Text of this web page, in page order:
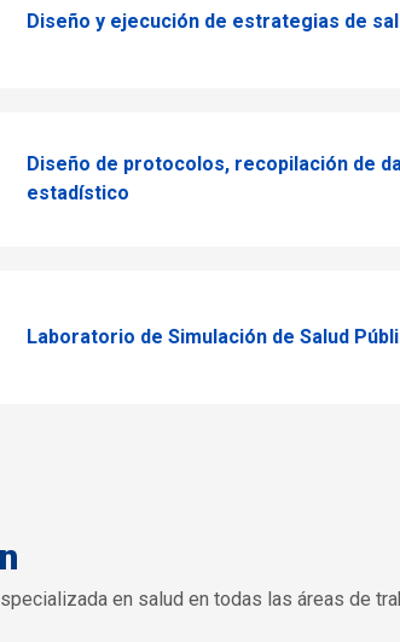
Diseño y ejecución de estrategias de
Diseño de protocolos, recopilación de
estadístico
Laboratorio de Simulación de Salud
en salud en todas las áreas de